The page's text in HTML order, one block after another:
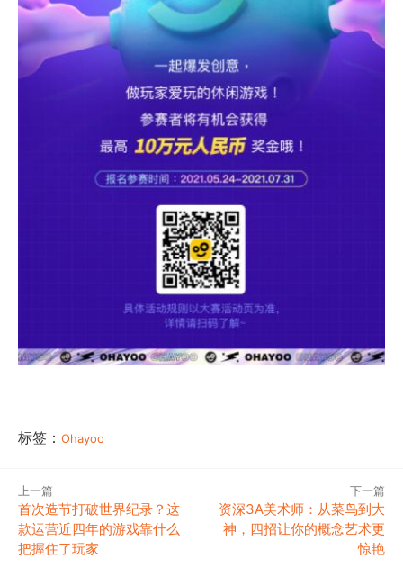
标签： Ohayoo
上一篇
首次造节打破世界纪录？这
款运营近四年的游戏靠什么
把握住了玩家
下一篇
资深3A美术师：从菜鸟到大
神，四招让你的概念艺术更
惊艳